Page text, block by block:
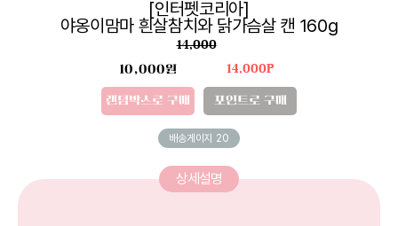
[인터펫코리아]
야옹이맘마 흰살참치와 닭가슴살 캔 160g
14,000
10,000원
랜덤박스로 구매
14,000P
포인트로 구매
배송게이지 20
상세설명